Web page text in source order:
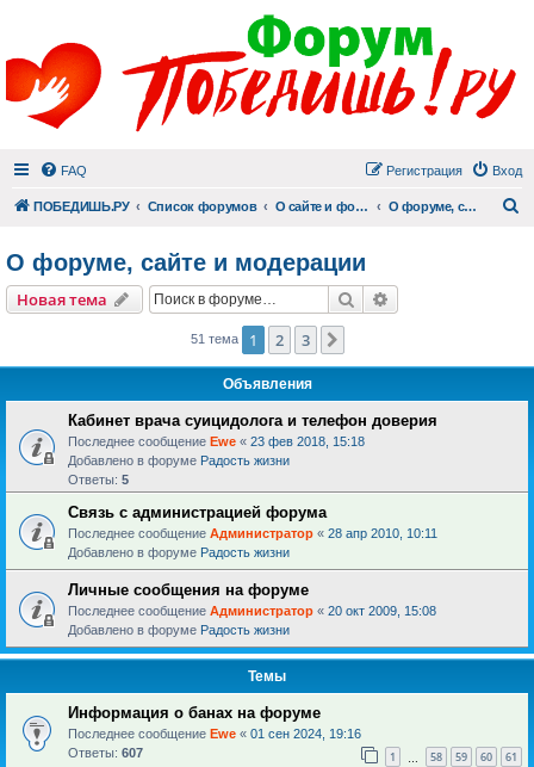
FAQ Вход
Регистрация
ПОБЕДИШЬ.РУ Список форумов О сайте и форуме О форуме, сайте и модерации
О форуме, сайте и модерации
Новая тема Поиск
51 тема 1 2 3
Объявления
Кабинет врача суицидолога и телефон доверия
Последнее сообщение Ewe « 23 фев 2018, 15:18
Добавлено в форуме Радость жизни
Ответы: 5
Связь с администрацией форума
Последнее сообщение Администратор « 28 апр 2010, 10:11
Добавлено в форуме Радость жизни
Личные сообщения на форуме
Последнее сообщение Администратор « 20 окт 2009, 15:08
Добавлено в форуме Радость жизни
Темы
Информация о банах на форуме
Последнее сообщение Ewe « 01 сен 2024, 19:16
Ответы: 607 1 58 59 60 61